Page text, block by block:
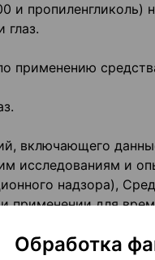
и пропиленгликоль)
глаз.
применению
включающего
исследованиям и
надзора),
применении для
глаз.
Обработка